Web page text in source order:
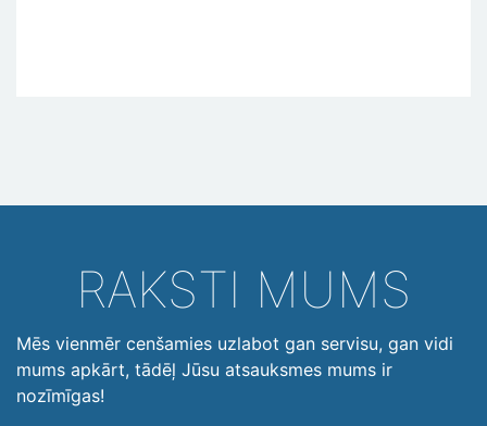
RAKSTI MUMS
Mēs vienmēr cenšamies uzlabot gan servisu, gan vidi
mums apkārt, tādēļ Jūsu atsauksmes mums ir
nozīmīgas!